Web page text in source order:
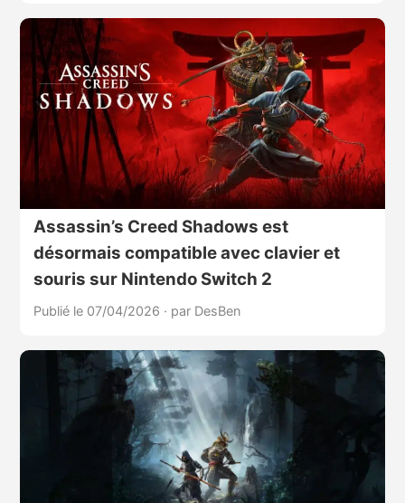
Assassin’s Creed Shadows est
désormais compatible avec clavier et
souris sur Nintendo Switch 2
Publié le 07/04/2026 · par DesBen